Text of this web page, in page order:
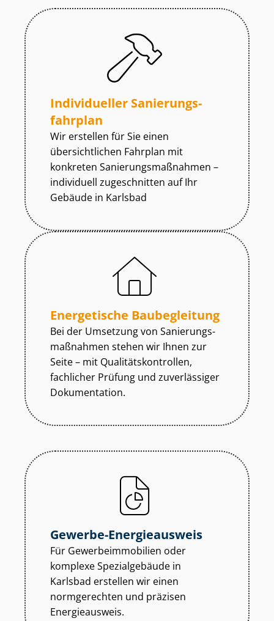
Individueller Sa­nie­rungs­
fahr­plan
Wir erstellen für Sie einen
übersichtlichen Fahrplan mit
konkreten Sa­nie­rungs­maß­nah­men –
individuell zugeschnitten auf Ihr
Gebäude in Karlsbad
Energetische Baubegleitung
Bei der Umsetzung von Sa­nie­rungs­
maß­nah­men stehen wir Ihnen zur
Seite – mit Qua­li­täts­kon­trol­len,
fachlicher Prüfung und zuverlässiger
Dokumentation.
Gewerbe-Energieausweis
Für Ge­wer­be­im­mo­bi­li­en oder
komplexe Spezialgebäude in
Karlsbad erstellen wir einen
normgerechten und präzisen
Energieausweis.